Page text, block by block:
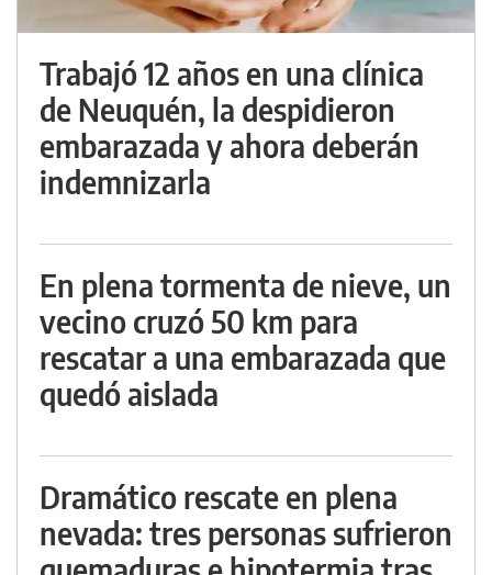
Trabajó 12 años en una clínica
de Neuquén, la despidieron
embarazada y ahora deberán
indemnizarla
En plena tormenta de nieve, un
vecino cruzó 50 km para
rescatar a una embarazada que
quedó aislada
Dramático rescate en plena
nevada: tres personas sufrieron